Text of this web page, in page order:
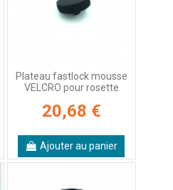
Plateau fastlock mousse
VELCRO pour rosette
20,68 €
Ajouter au panier